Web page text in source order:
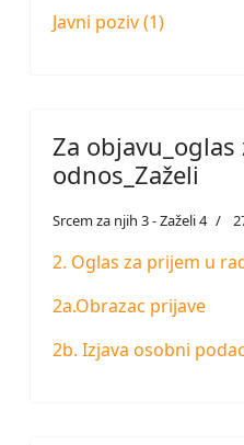
Javni poziv (1)
Za
odnos_Zaželi
Srcem za njih 3 - Zaželi 4
2. Oglas za prijem u
2a.Obrazac prijave
2b. Izjava osobni